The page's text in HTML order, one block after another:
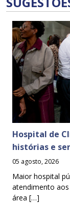
Hospital de
histórias e
05 agosto, 2026
Maior hospital
atendimento
área […]